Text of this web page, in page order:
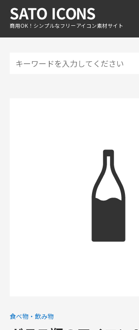
商用OK！シンプルなフリーアイコン素材サイト
食べ物・飲み物